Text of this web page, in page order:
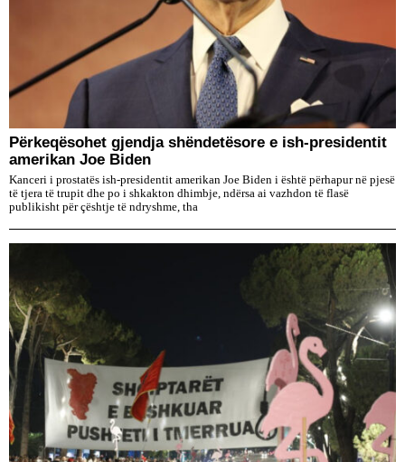
Përkeqësohet gjendja shëndetësore e ish-presidentit
amerikan Joe Biden
Kanceri i prostatës ish-presidentit amerikan Joe Biden i është përhapur në pjesë
të tjera të trupit dhe po i shkakton dhimbje, ndërsa ai vazhdon të flasë
publikisht për çështje të ndryshme, tha